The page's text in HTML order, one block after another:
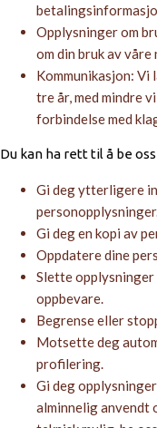
Opplysninger om
om din bruk av
Kommunikasjon: Vi
tre år, med mindre
forbindelse med
Du kan ha rett til å be oss
Gi deg ytterligere
Gi deg en kopi av
Oppdatere dine
Slette opplysninger
oppbevare.
Begrense eller
Motsette deg
profilering.
Gi deg
alminnelig anvendt